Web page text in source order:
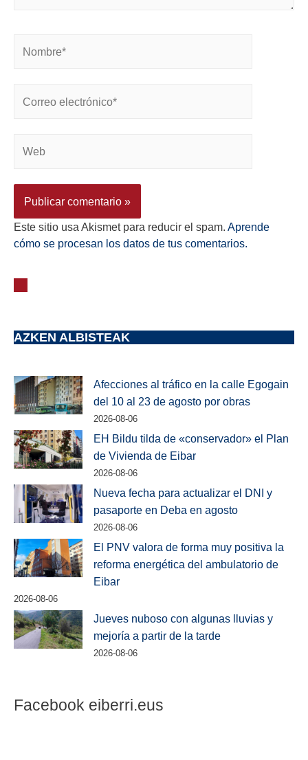
Este sitio usa Akismet para reducir el spam. Aprende
cómo se procesan los datos de tus comentarios.
AZKEN ALBISTEAK
Afecciones al tráfico en la calle Egogain
del 10 al 23 de agosto por obras
2026-08-06
EH Bildu tilda de «conservador» el Plan
de Vivienda de Eibar
2026-08-06
Nueva fecha para actualizar el DNI y
pasaporte en Deba en agosto
2026-08-06
El PNV valora de forma muy positiva la
reforma energética del ambulatorio de
Eibar
2026-08-06
Jueves nuboso con algunas lluvias y
mejoría a partir de la tarde
2026-08-06
Facebook eiberri.eus